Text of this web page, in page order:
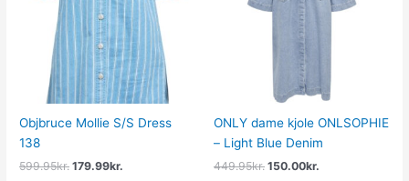
Objbruce Mollie S/S Dress
138
599.95kr. 179.99kr.
ONLY dame kjole ONLSOPHIE
– Light Blue Denim
449.95kr. 150.00kr.